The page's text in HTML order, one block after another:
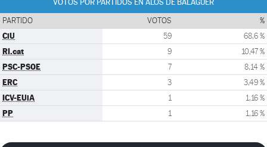
VOTOS POR PARTIDOS EN ALÒS DE BALAGUER
PARTIDO VOTOS %
CiU 59 68,6 %
RI.cat 9 10,47 %
PSC-PSOE 7 8,14 %
ERC 3 3,49 %
ICV-EUiA 1 1,16 %
PP 1 1,16 %